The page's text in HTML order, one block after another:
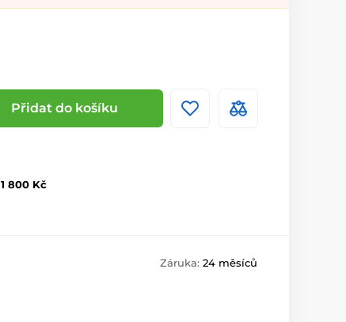
Přidat do košíku
1 800 Kč
Záruka: 24 měsíců